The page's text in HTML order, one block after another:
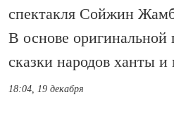
спектакля Сойжин
В основе
сказки народов ханты и
18:04, 19 декабря